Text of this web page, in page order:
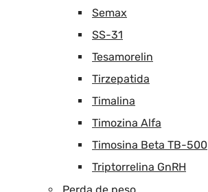
Semax
SS-31
Tesamorelin
Tirzepatida
Timalina
Timozina Alfa
Timosina Beta TB-500
Triptorrelina GnRH